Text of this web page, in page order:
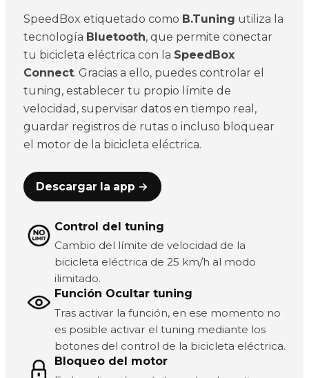
SpeedBox etiquetado como B.Tuning utiliza la
tecnología Bluetooth, que permite conectar
tu bicicleta eléctrica con la SpeedBox
Connect. Gracias a ello, puedes controlar el
tuning, establecer tu propio límite de
velocidad, supervisar datos en tiempo real,
guardar registros de rutas o incluso bloquear
el motor de la bicicleta eléctrica.
Descargar la app →
Control del tuning
Cambio del límite de velocidad de la
bicicleta eléctrica de 25 km/h al modo
ilimitado.
Función Ocultar tuning
Tras activar la función, en ese momento no
es posible activar el tuning mediante los
botones del control de la bicicleta eléctrica.
Bloqueo del motor